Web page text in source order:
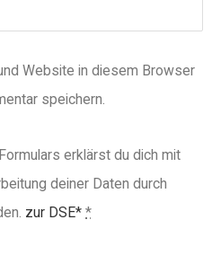
Website in diesem Browser
speichern.
erklärst du dich mit
deiner Daten durch
zur DSE* *